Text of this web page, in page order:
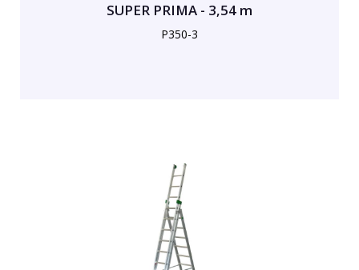
SUPER PRIMA - 3,54 m
P350-3